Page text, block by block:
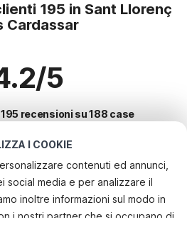
I COOKIE
contenuti ed annunci,
social media e per analizzare il
inoltre informazioni sul modo in
i nostri partner che si occupano di
195 in Sant Llorenç
Cardassar
5
recensioni su 188 case
popolari per le
le vacanze